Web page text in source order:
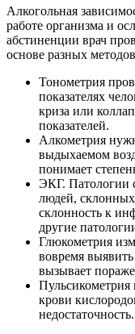
Алкогольная
работе организма и
абстиненции врач
основе разных
Тонометрия
показателях
криза или
показателей.
Алкометрия
выдыхаемом
понимает
ЭКГ. Патологии
людей,
склонность к
другие
Глюкометрия
вовремя
вызывает
Пульсикометрия
крови
недостаточность.